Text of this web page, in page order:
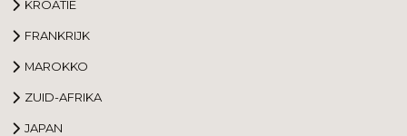
KROATIË
FRANKRIJK
MAROKKO
ZUID-AFRIKA
JAPAN